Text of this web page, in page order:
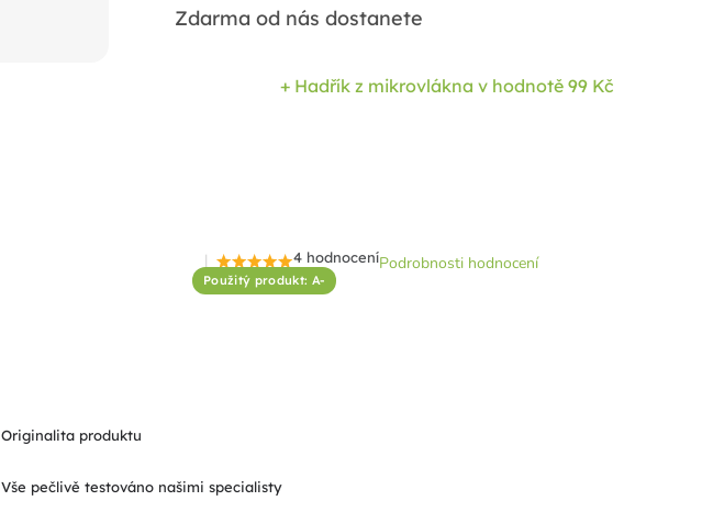
Použitý produkt: A-
Průměrné
hodnocení
4 hodnoceníPodrobnosti hodnocení
Zdarma od nás dostanete
+ Hadřík z mikrovlákna v hodnotě 99 Kč
Originalita produktu
Vše pečlivě testováno našimi specialisty